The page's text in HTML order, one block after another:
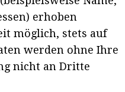
erhoben
möglich, stets auf
werden ohne Ihre
nicht an Dritte